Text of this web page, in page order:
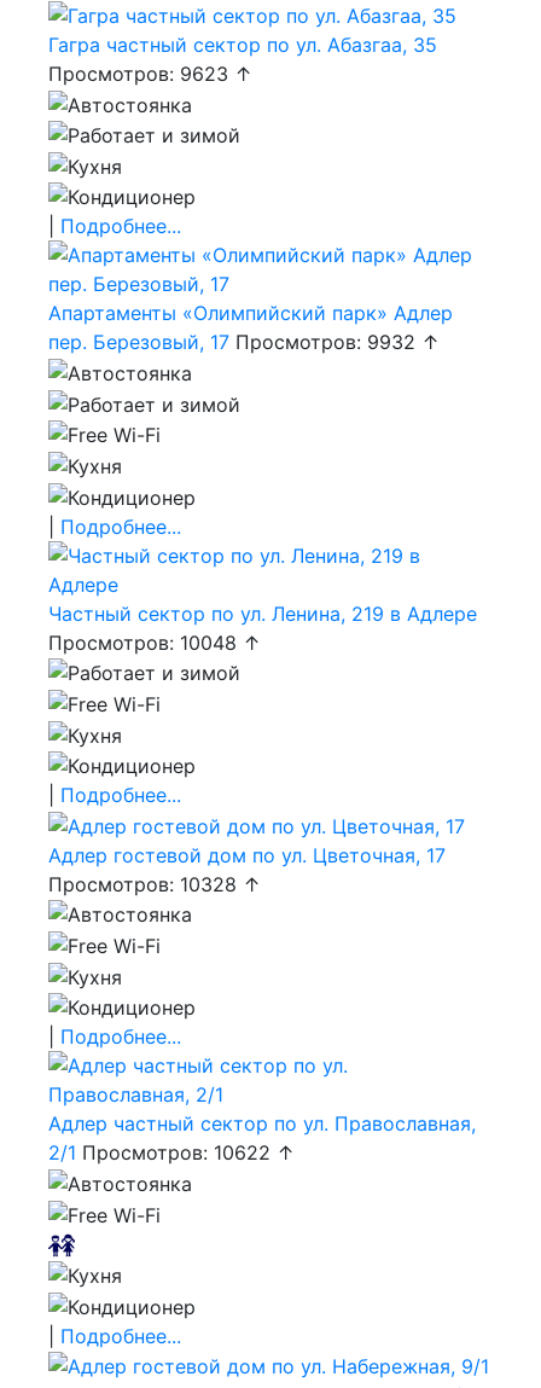
Гагра частный сектор по ул. Абазгаа, 35
Просмотров: 9623 ↑
Подробнее...
Апартаменты «Олимпийский парк» Адлер
пер. Березовый, 17 Просмотров: 9932 ↑
Подробнее...
Частный сектор по ул. Ленина, 219 в Адлере
Просмотров: 10048 ↑
Подробнее...
Адлер гостевой дом по ул. Цветочная, 17
Просмотров: 10328 ↑
Подробнее...
Адлер частный сектор по ул. Православная,
2/1 Просмотров: 10622 ↑
Подробнее...